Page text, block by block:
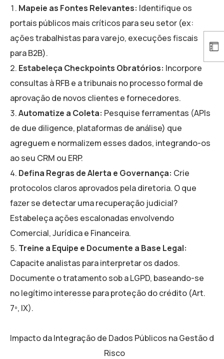
Mapeie as Fontes Relevantes: Identifique os
portais públicos mais críticos para seu setor (ex:
ações trabalhistas para varejo, execuções fiscais
para B2B).
Estabeleça Checkpoints Obratórios: Incorpore
consultas à RFB e a tribunais no processo formal de
aprovação de novos clientes e fornecedores.
Automatize a Coleta: Pesquise ferramentas (APIs
de due diligence, plataformas de análise) que
agreguem e normalizem esses dados, integrando-os
ao seu CRM ou ERP.
Defina Regras de Alerta e Governança: Crie
protocolos claros aprovados pela diretoria. O que
fazer se detectar uma recuperação judicial?
Estabeleça ações escalonadas envolvendo
Comercial, Jurídica e Financeira.
Treine a Equipe e Documente a Base Legal:
Capacite analistas para interpretar os dados.
Documente o tratamento sob a LGPD, baseando-se
no legítimo interesse para proteção do crédito (Art.
7º, IX).
Impacto da Integração de Dados Públicos na Gestão de
Risco